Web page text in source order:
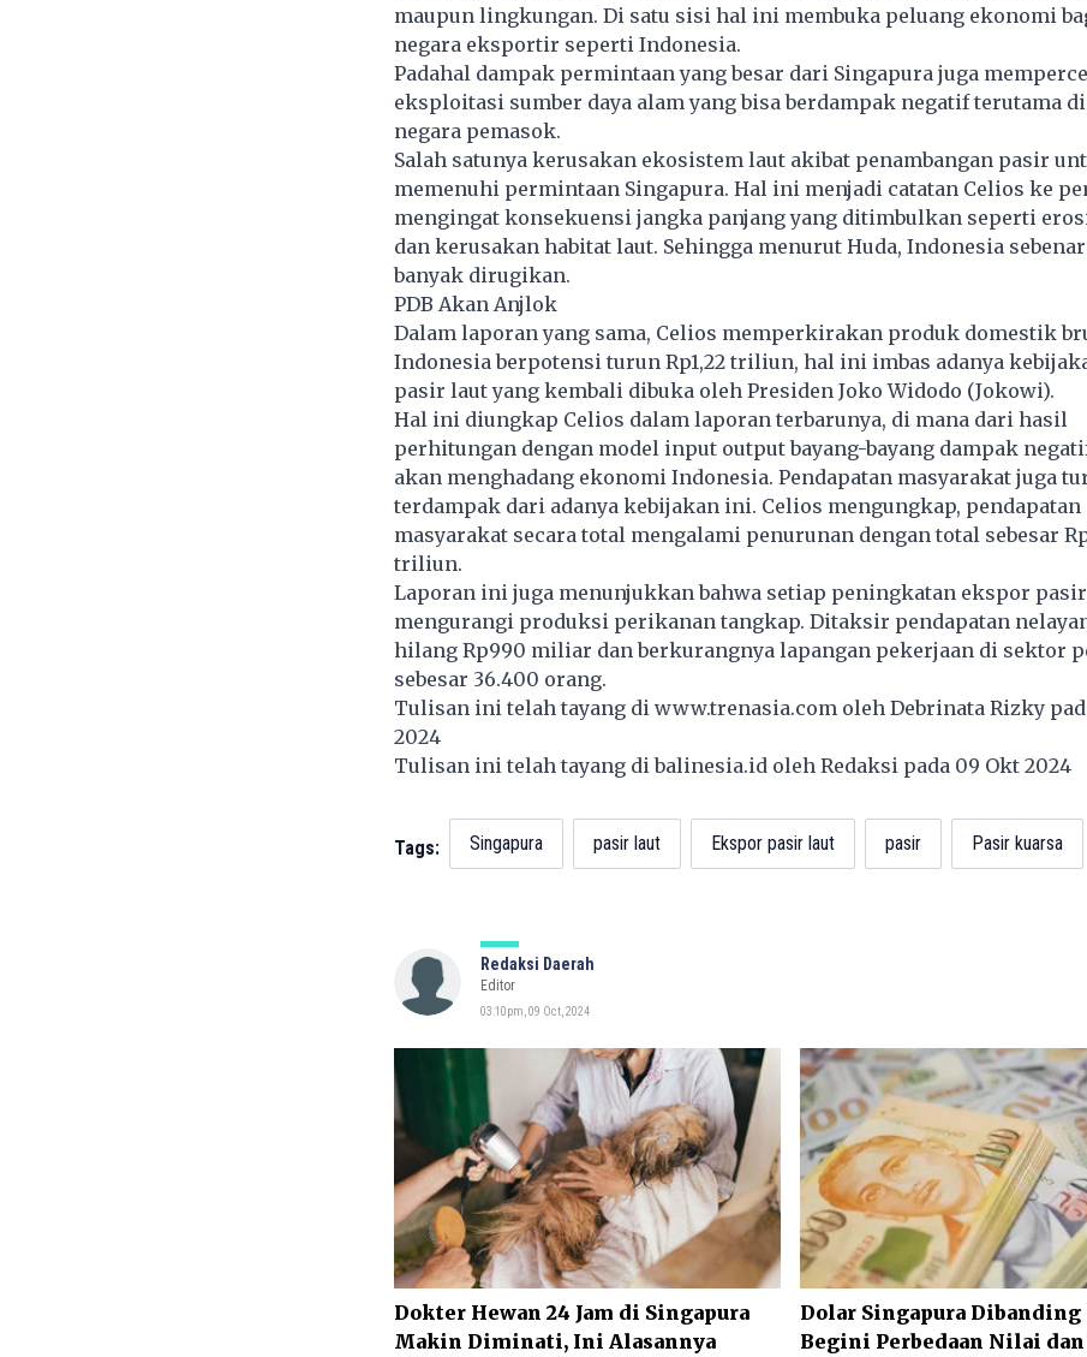
maupun lingkungan. Di satu sisi hal ini membuka peluang ekonomi
negara eksportir seperti Indonesia.
Padahal dampak permintaan yang besar dari Singapura juga
eksploitasi sumber daya alam yang bisa berdampak negatif terutama
negara pemasok.
Salah satunya kerusakan ekosistem laut akibat penambangan pasir
memenuhi permintaan Singapura. Hal ini menjadi catatan Celios ke
mengingat konsekuensi jangka panjang yang ditimbulkan seperti
dan kerusakan habitat laut. Sehingga menurut Huda, Indonesia
banyak dirugikan.
PDB Akan Anjlok
Dalam laporan yang sama, Celios memperkirakan produk domestik
Indonesia berpotensi turun Rp1,22 triliun, hal ini imbas adanya
pasir laut yang kembali dibuka oleh Presiden Joko Widodo (Jokowi).
Hal ini diungkap Celios dalam laporan terbarunya, di mana dari hasil
perhitungan dengan model input output bayang-bayang dampak
akan menghadang ekonomi Indonesia. Pendapatan masyarakat juga
terdampak dari adanya kebijakan ini. Celios mengungkap, pendapatan
masyarakat secara total mengalami penurunan dengan total sebesar
triliun.
Laporan ini juga menunjukkan bahwa setiap peningkatan ekspor
mengurangi produksi perikanan tangkap. Ditaksir pendapatan
hilang Rp990 miliar dan berkurangnya lapangan pekerjaan di sektor
sebesar 36.400 orang.
Tulisan ini telah tayang di www.trenasia.com oleh Debrinata Rizky
2024
Tulisan ini telah tayang dibalinesia.id oleh Redaksi pada 09 Okt 2024
Tags: Singapura pasir laut Ekspor pasir laut pasir Pasir kuarsa
Redaksi Daerah
Editor
03:10pm, 09 Oct, 2024
Dokter Hewan 24 Jam di Singapura
Makin Diminati, Ini Alasannya
Dolar Singapura Dibanding
Begini Perbedaan Nilai dan